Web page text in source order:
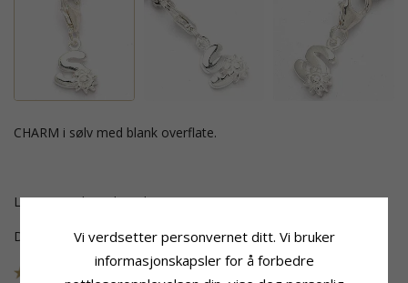
CHARM i sølv med blank overflate.
Leveringstid: 5-8 hverdager
Disse smykkene er tatt ut av samlingen
81980 UTGÅR
Vi verdsetter personvernet ditt. Vi bruker
informasjonskapsler for å forbedre